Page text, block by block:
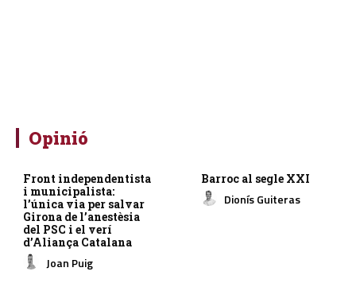
Opinió
Front independentista
i municipalista:
l’única via per salvar
Girona de l’anestèsia
del PSC i el verí
d’Aliança Catalana
Joan Puig
Barroc al segle XXI
Dionís Guiteras